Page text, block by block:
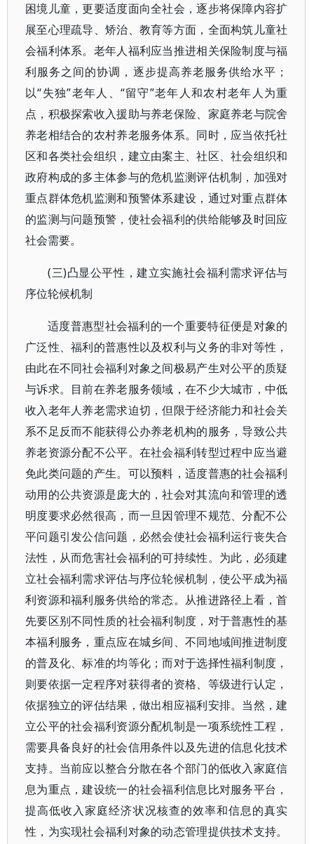
困境儿童，更要适度面向全社会，逐步将保障内容扩
展至心理疏导、矫治、教育等方面，全面构筑儿童社
会福利体系。老年人福利应当推进相关保险制度与福
利服务之间的协调，逐步提高养老服务供给水平；
以“失独”老年人、“留守”老年人和农村老年人为重
点，积极探索收入援助与养老保险、家庭养老与院舍
养老相结合的农村养老服务体系。同时，应当依托社
区和各类社会组织，建立由案主、社区、社会组织和
政府构成的多主体参与的危机监测评估机制，加强对
重点群体危机监测和预警体系建设，通过对重点群体
的监测与问题预警，使社会福利的供给能够及时回应
社会需要。
(三)凸显公平性，建立实施社会福利需求评估与
序位轮候机制
适度普惠型社会福利的一个重要特征便是对象的
广泛性、福利的普惠性以及权利与义务的非对等性，
由此在不同社会福利对象之间极易产生对公平的质疑
与诉求。目前在养老服务领域，在不少大城市，中低
收入老年人养老需求迫切，但限于经济能力和社会关
系不足反而不能获得公办养老机构的服务，导致公共
养老资源分配不公平。在社会福利转型过程中应当避
免此类问题的产生。可以预料，适度普惠的社会福利
动用的公共资源是庞大的，社会对其流向和管理的透
明度要求必然很高，而一旦因管理不规范、分配不公
平问题引发公信问题，必然会使社会福利运行丧失合
法性，从而危害社会福利的可持续性。为此，必须建
立社会福利需求评估与序位轮候机制，使公平成为福
利资源和福利服务供给的常态。从推进路径上看，首
先要区别不同性质的社会福利制度，对于普惠性的基
本福利服务，重点应在城乡间、不同地域间推进制度
的普及化、标准的均等化；而对于选择性福利制度，
则要依据一定程序对获得者的资格、等级进行认定，
依据独立的评估结果，做出相应福利安排。当然，建
立公平的社会福利资源分配机制是一项系统性工程，
需要具备良好的社会信用条件以及先进的信息化技术
支持。当前应以整合分散在各个部门的低收入家庭信
息为重点，建设统一的社会福利信息比对服务平台，
提高低收入家庭经济状况核查的效率和信息的真实
性，为实现社会福利对象的动态管理提供技术支持。